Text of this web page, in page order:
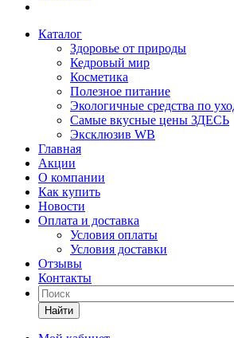
Каталог
Здоровье от природы
Кедровый мир
Косметика
Полезное питание
Экологичные средства по
Самые вкусные цены ЗДЕСЬ
Эксклюзив WB
Главная
Акции
О компании
Как купить
Новости
Оплата и доставка
Условия оплаты
Условия доставки
Отзывы
Контакты
Найти